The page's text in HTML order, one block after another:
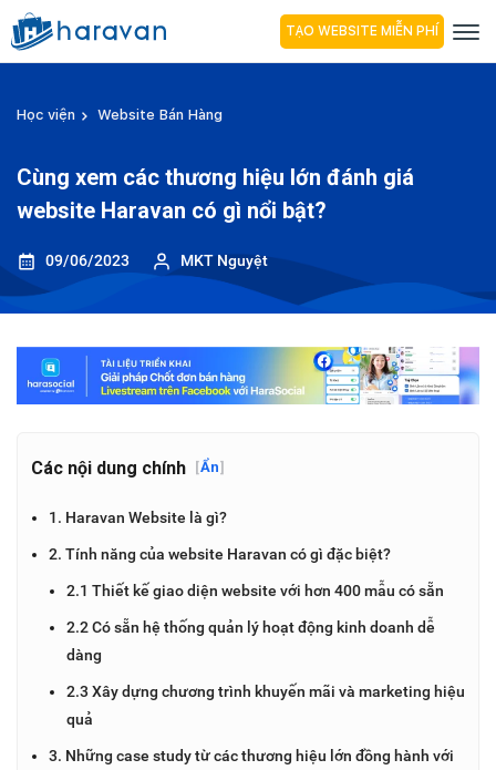
TẠO WEBSITE MIỄN PHÍ
Học viện Website Bán Hàng
Cùng xem các thương hiệu lớn đánh giá
website Haravan có gì nổi bật?
09/06/2023 MKT Nguyệt
Các nội dung chính [Ẩn]
1. Haravan Website là gì?
2. Tính năng của website Haravan có gì đặc biệt?
2.1 Thiết kế giao diện website với hơn 400 mẫu có sẵn
2.2 Có sẵn hệ thống quản lý hoạt động kinh doanh dễ
dàng
2.3 Xây dựng chương trình khuyến mãi và marketing hiệu
quả
3. Những case study từ các thương hiệu lớn đồng hành với